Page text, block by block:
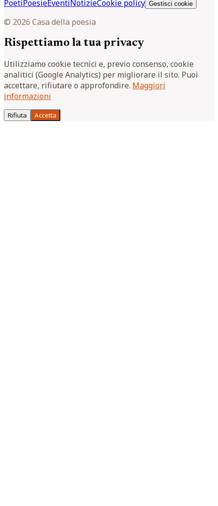
PoetiPoesieEventiNotizieCookie policy Gestisci cookie
© 2026 Casa della poesia
Rispettiamo la tua privacy
Utilizziamo cookie tecnici e, previo consenso, cookie
analitici (Google Analytics) per migliorare il sito. Puoi
accettare, rifiutare o approfondire. Maggiori
informazioni
Rifiuta Accetta